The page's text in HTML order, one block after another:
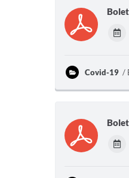
Covid-19